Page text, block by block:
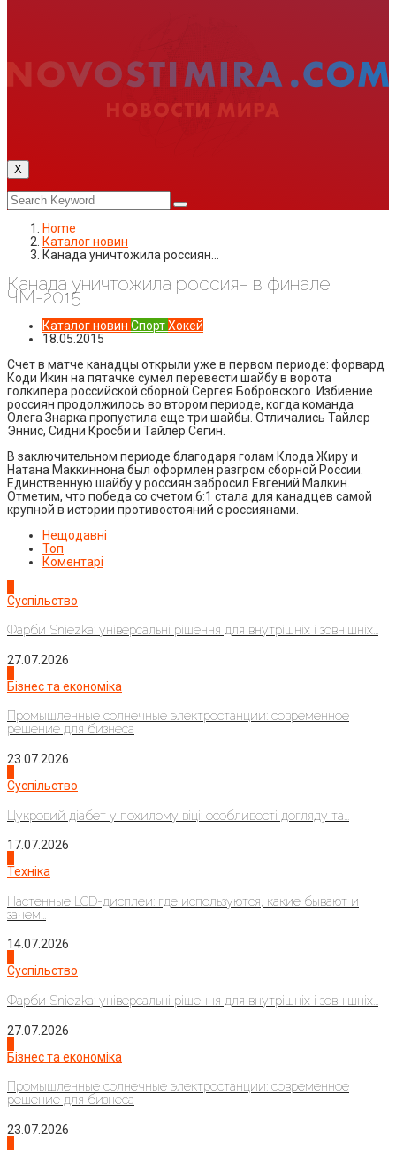
X
Home
Каталог новин
Канада уничтожила россиян…
Канада уничтожила россиян в финале
ЧМ-2015
Каталог новин СпортХокей
18.05.2015
Счет в матче канадцы открыли уже в первом периоде: форвард
Коди Икин на пятачке сумел перевести шайбу в ворота
голкипера российской сборной Сергея Бобровского. Избиение
россиян продолжилось во втором периоде, когда команда
Олега Знарка пропустила еще три шайбы. Отличались Тайлер
Эннис, Сидни Кросби и Тайлер Сегин.
В заключительном периоде благодаря голам Клода Жиру и
Натана Маккиннона был оформлен разгром сборной России.
Единственную шайбу у россиян забросил Евгений Малкин.
Отметим, что победа со счетом 6:1 стала для канадцев самой
крупной в истории противостояний с россиянами.
Нещодавні
Топ
Коментарі
Суспільство
Фарби Sniezka: універсальні рішення для внутрішніх і зовнішніх...
27.07.2026
Бізнес та економіка
Промышленные солнечные электростанции: современное
решение для бизнеса
23.07.2026
Суспільство
Цукровий діабет у похилому віці: особливості догляду та...
17.07.2026
Техніка
Настенные LCD-дисплеи: где используются, какие бывают и
зачем...
14.07.2026
Суспільство
Фарби Sniezka: універсальні рішення для внутрішніх і зовнішніх...
27.07.2026
Бізнес та економіка
Промышленные солнечные электростанции: современное
решение для бизнеса
23.07.2026